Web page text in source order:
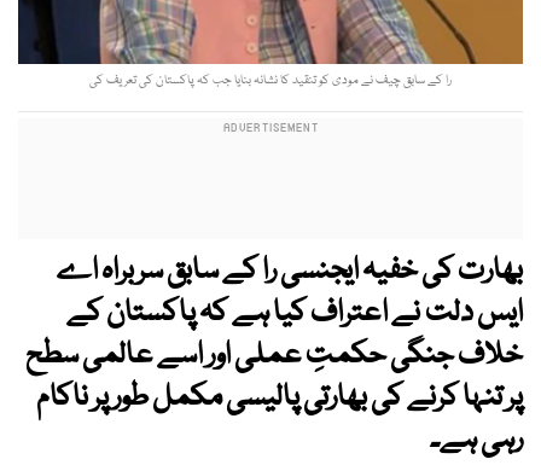
را کے سابق چیف نے مودی کو تنقید کا نشانہ بنایا جب کہ پاکستان کی تعریف کی
بھارت کی خفیہ ایجنسی را کے سابق سربراہ اے
ایس دلت نے اعتراف کیا ہے کہ پاکستان کے
خلاف جنگی حکمتِ عملی اور اسے عالمی سطح
پر تنہا کرنے کی بھارتی پالیسی مکمل طور پر ناکام
رہی ہے۔